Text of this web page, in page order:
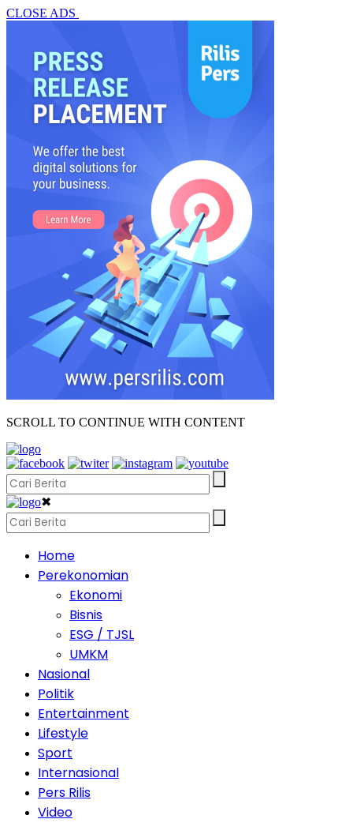
CLOSE ADS
SCROLL TO CONTINUE WITH CONTENT
✖
Home
Perekonomian
Ekonomi
Bisnis
ESG / TJSL
UMKM
Nasional
Politik
Entertainment
Lifestyle
Sport
Internasional
Pers Rilis
Video